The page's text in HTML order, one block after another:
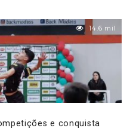
14.6 mil
e conquista